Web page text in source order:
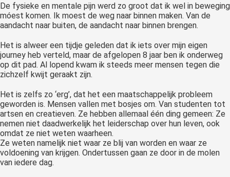
De fysieke en mentale pijn werd zo groot dat ik wel in beweging
móest komen. Ik moest de weg naar binnen maken. Van de
aandacht naar buiten, de aandacht naar binnen brengen.
Het is alweer een tijdje geleden dat ik iets over mijn eigen
journey heb verteld, maar de afgelopen 8 jaar ben ik onderweg
op dit pad. Al lopend kwam ik steeds meer mensen tegen die
zichzelf kwijt geraakt zijn.
Het is zelfs zo ‘erg’, dat het een maatschappelijk probleem
geworden is. Mensen vallen met bosjes om. Van studenten tot
artsen en creatieven. Ze hebben allemaal één ding gemeen: Ze
nemen niet daadwerkelijk het leiderschap over hun leven, ook
omdat ze niet weten waarheen.
Ze weten namelijk niet waar ze blij van worden en waar ze
voldoening van krijgen. Ondertussen gaan ze door in de molen
van iedere dag.
te
de
Hierdoor
website-
van